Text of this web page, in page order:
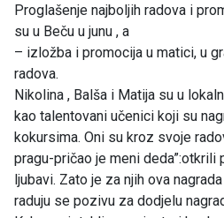
Proglašenje najboljih radova i
su u Beču u junu , a
– izložba i promocija u matici, u
radova.
Nikolina , Balša i Matija su u
kao talentovani učenici koji su
kokursima. Oni su kroz svoje
pragu-pričao je meni deda”:otkrili
ljubavi. Zato je za njih ova
raduju se pozivu za dodjelu